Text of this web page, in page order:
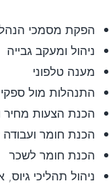
הפקת מסמכי
ניהול ומעקב גבייה
מענה טלפוני
התנהלות מול
הכנת הצעות מחיר
הכנת חומר ועבודה
הכנת חומר לשכר
ניהול תהליכי